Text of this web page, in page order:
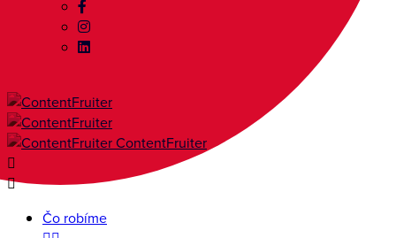
to
content
ContentFruiter
Čo robíme